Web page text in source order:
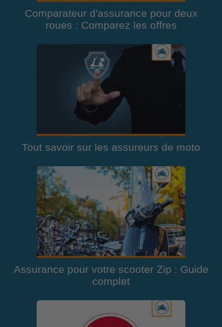
Comparateur d'assurance pour deux
roues : Comparez les offres
Tout savoir sur les assureurs de moto
Assurance pour votre scooter Zip : Guide
complet